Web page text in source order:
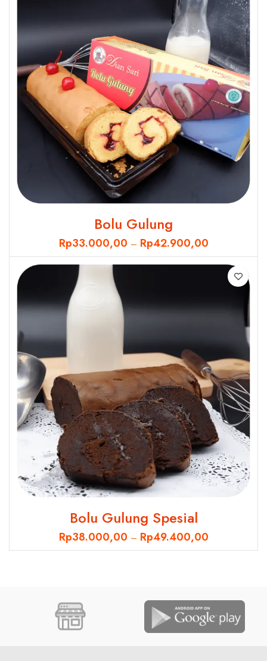
Bolu Gulung
Rp33.000,00 – Rp42.900,00
Bolu Gulung Spesial
Rp38.000,00 – Rp49.400,00